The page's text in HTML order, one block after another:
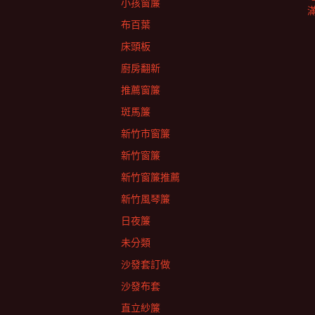
小孩窗簾
布百葉
床頭板
廚房翻新
推薦窗簾
斑馬簾
新竹市窗簾
新竹窗簾
新竹窗簾推薦
新竹風琴簾
日夜簾
未分類
沙發套訂做
沙發布套
直立紗簾